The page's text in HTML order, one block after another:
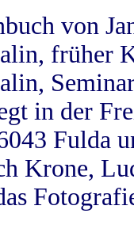
von
früher
in der
Fulda
Krone,